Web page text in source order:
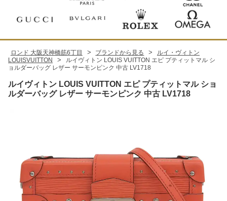
ロンド 大阪天神橋筋6丁目 > ブランドから見る >
ルイ・ヴィトン
LOUISVUITTON
>
ルイヴィトン LOUIS VUITTON エピ プティットマル シ
ョルダーバッグ レザー サーモンピンク 中古 LV1718
ルイヴィトン LOUIS VUITTON エピ プティットマル ショ
ルダーバッグ レザー サーモンピンク 中古 LV1718